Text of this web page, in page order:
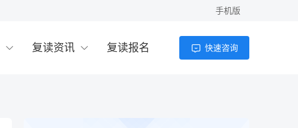
手机版
复读资讯 复读报名 快速咨询